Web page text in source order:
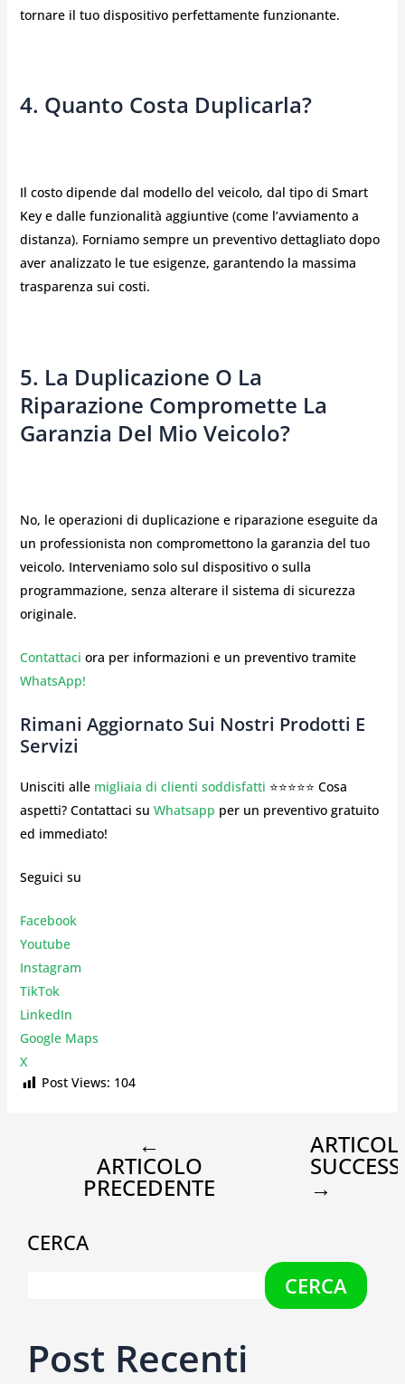
tornare il tuo dispositivo perfettamente funzionante.
4. Quanto Costa Duplicarla?
Il costo dipende dal modello del veicolo, dal tipo di Smart
Key e dalle funzionalità aggiuntive (come l’avviamento a
distanza). Forniamo sempre un preventivo dettagliato dopo
aver analizzato le tue esigenze, garantendo la massima
trasparenza sui costi.
5. La Duplicazione O La
Riparazione Compromette La
Garanzia Del Mio Veicolo?
No, le operazioni di duplicazione e riparazione eseguite da
un professionista non compromettono la garanzia del tuo
veicolo. Interveniamo solo sul dispositivo o sulla
programmazione, senza alterare il sistema di sicurezza
originale.
Contattaci ora per informazioni e un preventivo tramite
WhatsApp!
Rimani Aggiornato Sui Nostri Prodotti E
Servizi
Unisciti alle migliaia di clienti soddisfatti ⭐⭐⭐⭐⭐ Cosa
aspetti? Contattaci su Whatsapp per un preventivo gratuito
ed immediato!
Seguici su
Facebook
Youtube
Instagram
TikTok
LinkedIn
Google Maps
X
Post Views: 104
←
ARTICOLO
PRECEDENTE →
CERCA
CERCA
Post Recenti